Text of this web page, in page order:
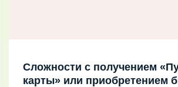
Сложности с получением
карты» или приобретением